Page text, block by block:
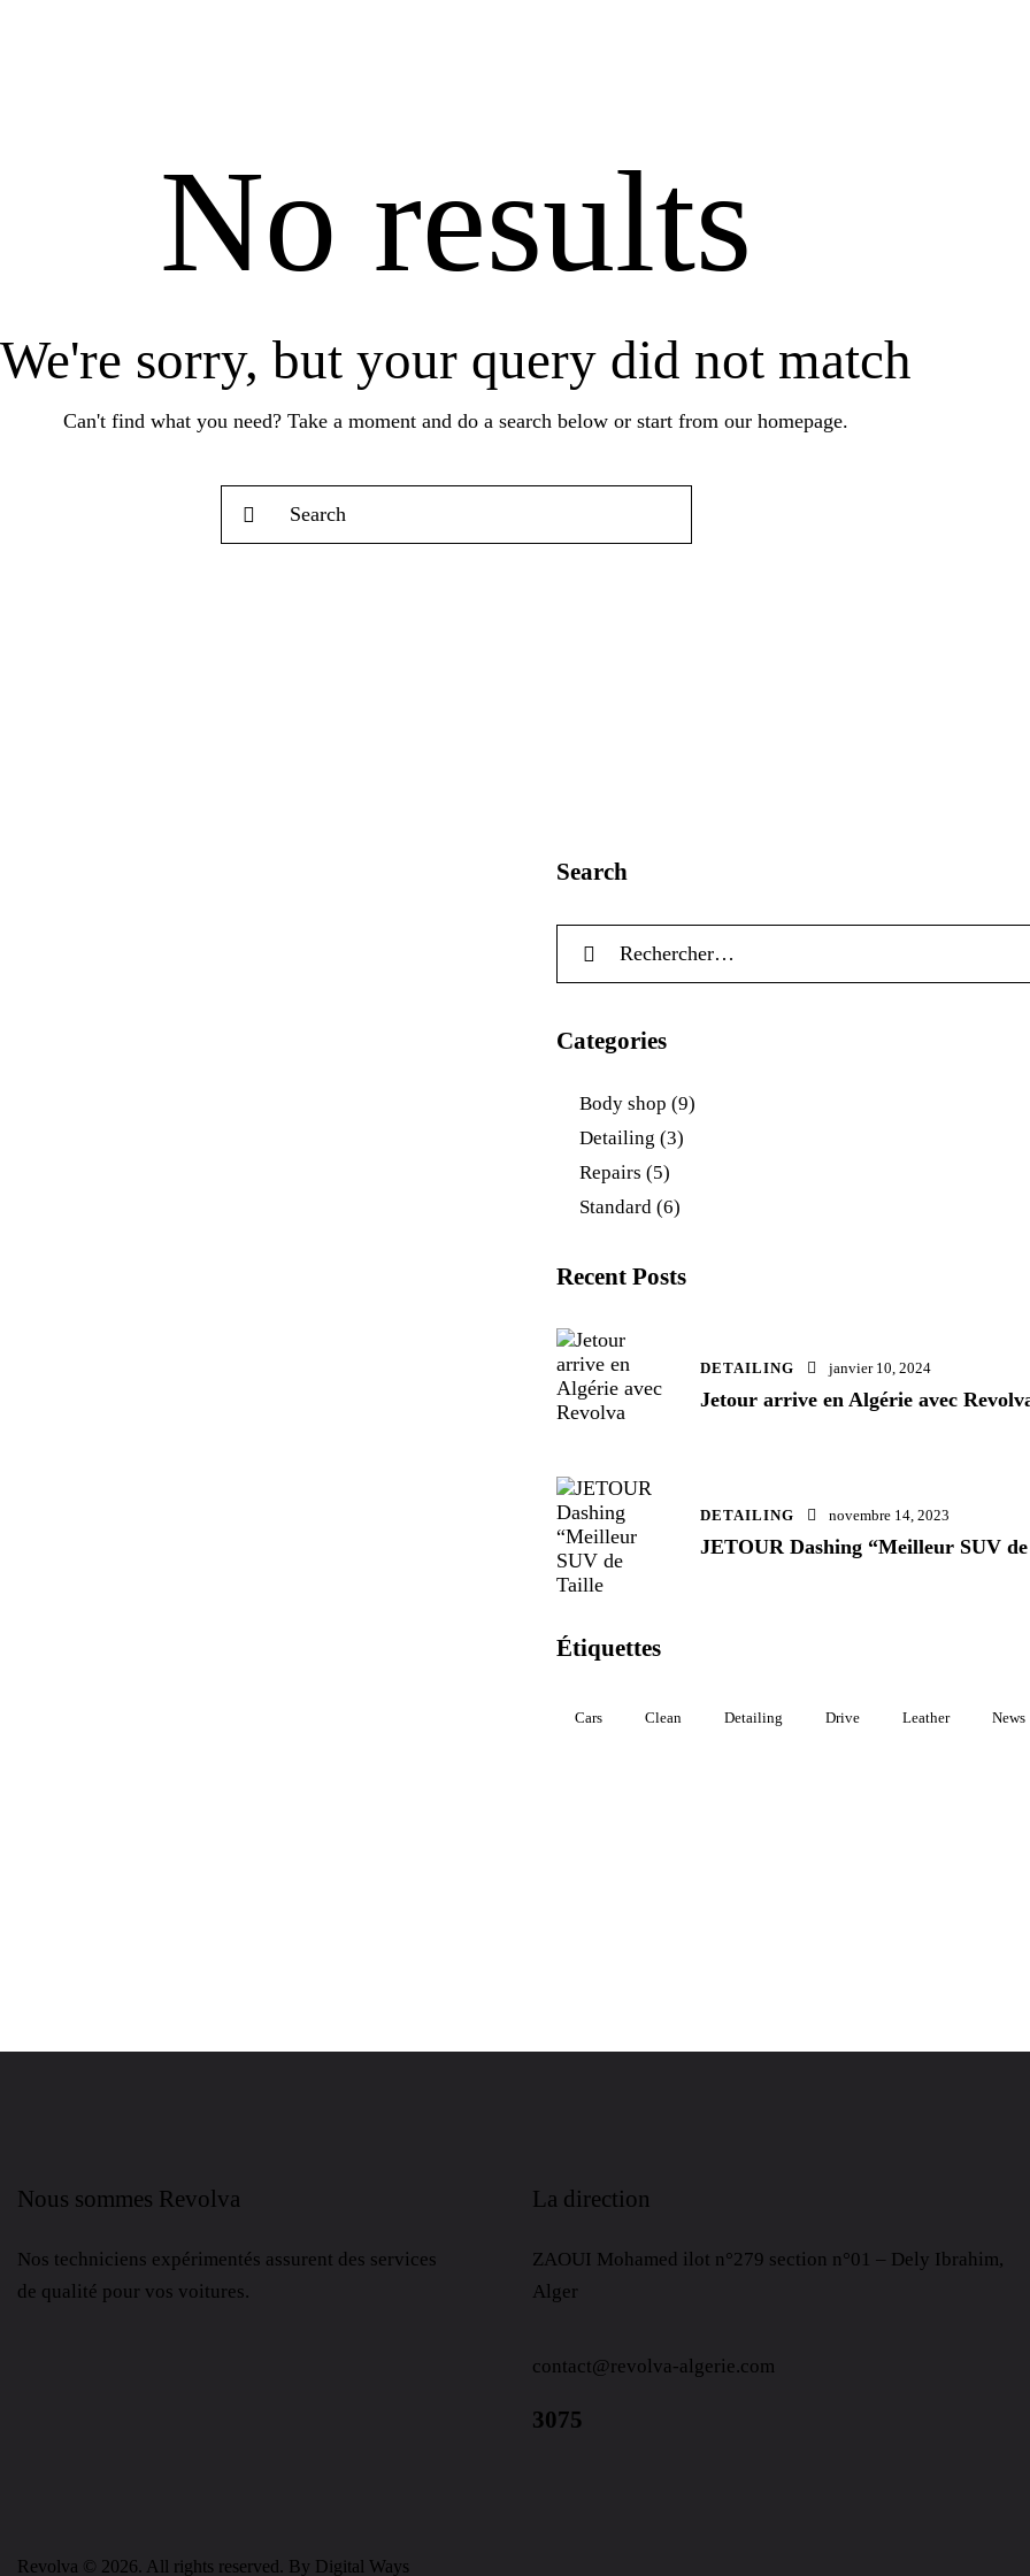
No results
We're sorry, but your query did not match
Can't find what you need? Take a moment and do a search below or start from our homepage.
Search
Categories
Body shop (9)
Detailing (3)
Repairs (5)
Standard (6)
Recent Posts
DETAILING janvier 10, 2024
Jetour arrive en Algérie avec
DETAILING novembre 14, 2023
JETOUR Dashing “Meilleur SUV
Étiquettes
Cars Clean Detailing Drive Leather News
Nous sommes Revolva
Nos techniciens expérimentés assurent des services
de qualité pour vos voitures.
La direction
ZAOUI Mohamed ilot n°279 section n°01 – Dely Ibrahim,
Alger
contact@revolva-algerie.com
3075
Revolva © 2026. All rights reserved. By Digital Ways